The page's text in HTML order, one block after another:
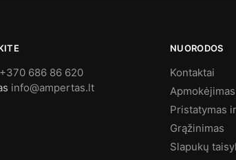
+370 686 86 620
info@ampertas.lt
NUORODOS
Kontaktai
Apmokėjimas
Pristatymas
Grąžinimas
Slapukų